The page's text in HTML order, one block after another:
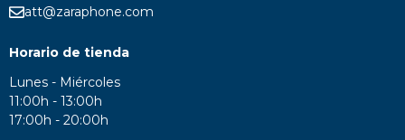
att@zaraphone.com
Horario de tienda
Lunes - Miércoles
11:00h - 13:00h
17:00h - 20:00h